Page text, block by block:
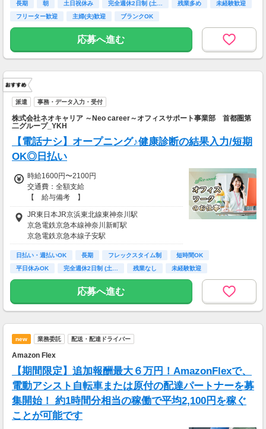
長期 朝 土日祝休み 完全週休2日制 (土… 残業多め
未経験歓迎
フリーター歓迎
主婦(夫)歓迎 ブランクOK
応募へ進む
派遣 事務・データ入力・受付
株式会社ネオキャリア ～Neo career～オフィスサポート事業部 首都圏第
二グループ_YKH
【電話ナシ】オープニング♪健康診断の結果入力/短期
OK◎日払い
時給1600円〜2100円
交通費：全額支給
【 給与備考 】
◎日払いOK
お給料発生後にケータイ・スマホからのらくら
く申請で
自分の好きなタイミングで給与引き落としが可
★すべてのお仕事で
別途交通費を支給させていただきます♪
※詳細は面談時にお伝えします
JR東日本JR京浜東北線東神奈川駅
京急電鉄京急本線神奈川新町駅
京急電鉄京急本線子安駅
日払い・週払いOK 長期 フレックスタイム制
短時間OK
平日休みOK
完全週休2日制 (土… 残業なし
未経験歓迎
新卒・第二新卒歓迎
応募へ進む
new 業務委託 配送・配達ドライバー
Amazon Flex
【期間限定】追加報酬最大６万円！AmazonFlexで、
電動アシスト自転車または原付の配達パートナーを募
集開始！ 約1時間分相当の稼働で平均2,100円を稼ぐ
ことが可能です